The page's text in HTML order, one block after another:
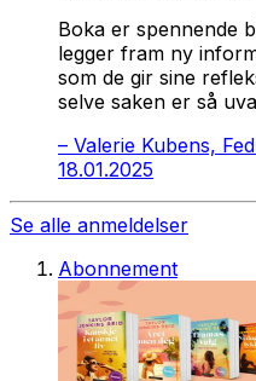
Boka er spennende
legger fram ny
som de gir sine
selve saken er så
– Valerie Kubens,
18.01.2025
Se alle anmeldelser
Abonnement